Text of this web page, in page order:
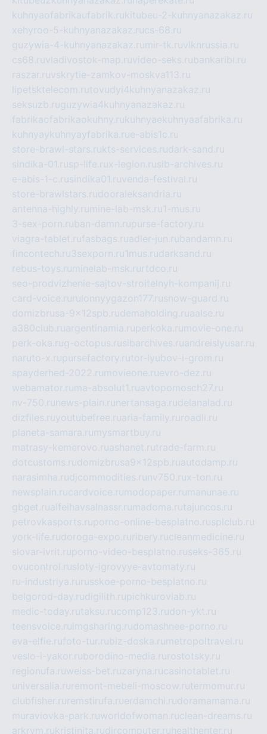
kuhnyaofabrikaufabrik.rukitubeu-2-kuhnyanazakaz.ru
xehyroo-5-kuhnyanazakaz.rucs-68.ru
guzywia-4-kuhnyanazakaz.ru mir-tk.ruvlknrussia.ru
cs68.ruvladivostok-map.ruvideo-seks.rubankaribi.ru
raszar.ruvskrytie-zamkov-moskva113.ru
lipetsktelecom.rutovudyi4kuhnyanazakaz.ru
seksuzb.ruguzywia4kuhnyanazakaz.ru
fabrikaofabrikaokuhny.rukuhnyaekuhnyaafabrika.ru
kuhnyaykuhnyayfabrika.rue-abis1c.ru
store-brawl-stars.rukts-services.rudark-sand.ru
sindika-01.rusp-life.rux-legion.rusib-archives.ru
e-abis-1-c.rusindika01.ruvenda-festival.ru
store-brawlstars.rudooraleksandria.ru
antenna-highly.ru mine-lab-msk.ru1-mus.ru
3-sex-porn.ruban-damn.rupurse-factory.ru
viagra-tablet.rufasbags.ruadler-jun.rubandamn.ru
fincontech.ru3sexporn.ru1mus.rudarksand.ru
rebus-toys.ru minelab-msk.ru rtdco.ru
seo-prodvizhenie-sajtov-stroitelnyh-kompanij.ru
card-voice.ru rulonnyygazon177.rusnow-guard.ru
domizbrusa-9x12spb.rudemaholding.ruaalse.ru
a380club.ruargentinamia.ruperkoka.ru movie-one.ru
perk-oka.rug-octopus.rusibarchives.ruandreislyusar.ru
naruto-x.rupursefactory.rutor-lyubov-i-grom.ru
spayderhed-2022.ru movieone.ruevro-dez.ru
webamator.ru ma-absolut1.ruavtopomosch27.ru
nv-750.ru news-plain.ru nertansaga.rudelanalad.ru
dizfiles.ruyoutubefree.ruaria-family.ru roadli.ru
planeta-samara.ru mysmartbuy.ru
matrasy-kemerovo.ruashanet.rutrade-farm.ru
dotcustoms.rudomizbrusa9x12spb.ruautodamp.ru
narasimha.rudjcommodities.ru nv750.rux-ton.ru
newsplain.rucardvoice.ru modopaper.ru manunae.ru
gbget.rualfeihavsalnassr.ru madoma.rutajuncos.ru
petrovkasports.ruporno-online-besplatno.rusplclub.ru
york-life.rudoroga-expo.ru ribery.rucleanmedicine.ru
slovar-ivrit.ruporno-video-besplatno.ruseks-365.ru
ovucontrol.rusloty-igrovyye-avtomaty.ru
ru-industriya.ru russkoe-porno-besplatno.ru
belgorod-day.rudigilith.rupichkurovlab.ru
medic-today.rutaksu.rucomp123.rudon-ykt.ru
teensvoice.ru imgsharing.rudomashnee-porno.ru
eva-elfie.rufoto-tur.rubiz-doska.ru metropoltravel.ru
veslo-i-yakor.ruborodino-media.ru rostotsky.ru
regionufa.ruweiss-bet.ruzaryna.rucasinotablet.ru
universalia.ru remont-mebeli-moscow.rutermomur.ru
clubfisher.ru remstirufa.ruerdamchi.rudoramamama.ru
muraviovka-park.ruworldofwoman.ruclean-dreams.ru
arkrym.rukristinita.rudircomputer.ru healthenter.ru